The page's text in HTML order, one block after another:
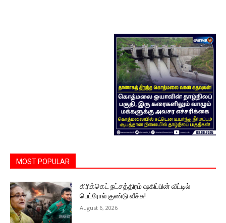
MOST POPULAR
கிரிக்கெட் நட்சத்திரம் ஷகிப்பின் வீட்டில்
பெட்ரோல் குண்டு வீச்சு!
August 6, 2026